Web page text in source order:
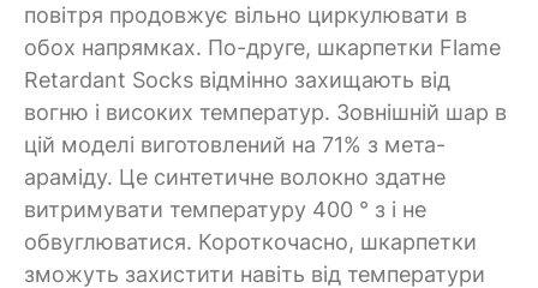
повітря продовжує вільно циркулювати в
обох напрямках. По-друге, шкарпетки Flame
Retardant Socks відмінно захищають від
вогню і високих температур. Зовнішній шар в
цій моделі виготовлений на 71% з мета-
араміду. Це синтетичне волокно здатне
витримувати температуру 400 ° з і не
обвуглюватися. Короткочасно, шкарпетки
зможуть захистити навіть від температури